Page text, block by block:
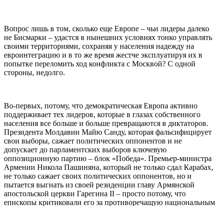
Вопрос лишь в том, сколько еще Европе – чьи лидеры далеко
не Бисмарки – удастся в нынешних условиях тонко управлять
своими территориями, сохраняя у населения надежду на
евроинтеграцию и в то же время жестче эксплуатируя их в
попытке переломить ход конфликта с Москвой? С одной
стороны, недолго.
Во-первых, потому, что демократическая Европа активно
поддерживает тех лидеров, которые в глазах собственного
населения все больше и больше превращаются в диктаторов.
Президента Молдавии Майю Санду, которая фальсифицирует
свои выборы, сажает политических оппонентов и не
допускает до парламентских выборов ключевую
оппозиционную партию – блок «Победа». Премьер-министра
Армении Никола Пашиняна, который не только сдал Карабах,
не только сажает своих политических оппонентов, но и
пытается выгнать из своей резиденции главу Армянской
апостольской церкви Гарегина II – просто потому, что
епископы критиковали его за противоречащую национальным